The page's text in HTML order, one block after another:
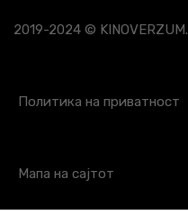
2019-2024 ©
Политика на приватност
Мапа на сајтот